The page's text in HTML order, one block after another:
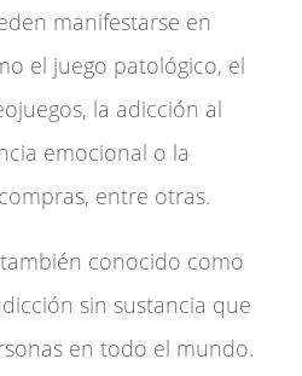
manifestarse en
el juego patológico, el
la adicción al
emocional o la
entre otras.
conocido como
sin sustancia que
en todo el mundo.